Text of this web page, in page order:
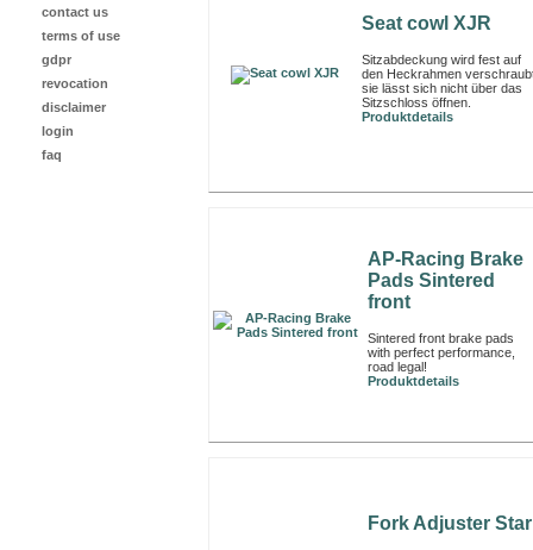
contact us
terms of use
gdpr
revocation
disclaimer
login
faq
Seat cowl XJR
Sitzabdeckung wird fest auf
den Heckrahmen
sie lässt sich nicht über das
Sitzschloss öffnen.
Produktdetails
AP-Racing Brake
Pads Sintered
front
Sintered front brake pads
with perfect performance,
road legal!
Produktdetails
Fork Adjuster Star